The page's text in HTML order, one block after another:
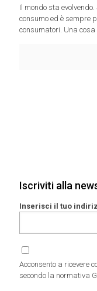
Il mondo sta
consumo ed è sempre
consumatori. Una cosa
Iscriviti alla
Inserisci il tuo
Acconsento a ricevere
secondo la normativa